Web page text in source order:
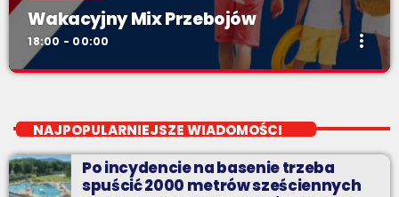
Wakacyjny Mix Przebojów
18:00 - 00:00 more_vert
Wakacyjny Mix Przebojów w Radiu BIELSKO to najgorętsze hity
lata, muzyczne plażowe perełki, wspomnienia letnich
przebojów, nowości i premiery oraz Wasze pozdrowienia z
wakacji!
NAJPOPULARNIEJSZE WIADOMOŚCI
Po incydencie na basenie trzeba
spuścić 2000 metrów sześciennych